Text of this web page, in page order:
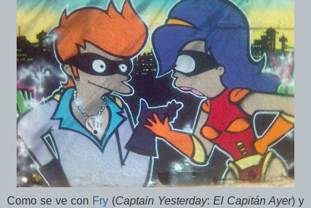
Como se ve con Fry (Captain Yesterday: El Capitán Ayer) y